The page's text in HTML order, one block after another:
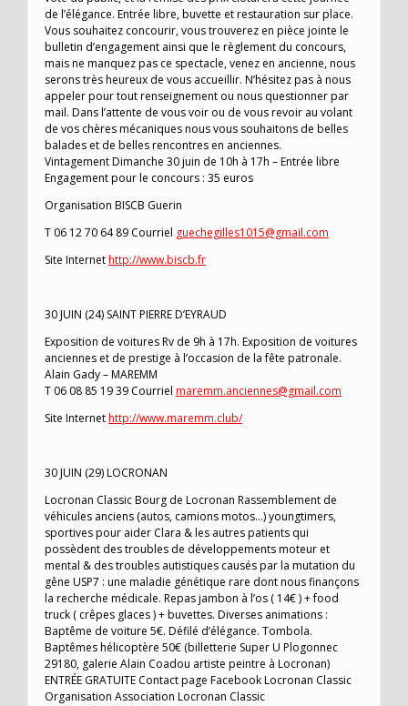
de l’élégance. Entrée libre, buvette et restauration sur place.
Vous souhaitez concourir, vous trouverez en pièce jointe le
bulletin d’engagement ainsi que le règlement du concours,
mais ne manquez pas ce spectacle, venez en ancienne, nous
serons très heureux de vous accueillir. N’hésitez pas à nous
appeler pour tout renseignement ou nous questionner par
mail. Dans l’attente de vous voir ou de vous revoir au volant
de vos chères mécaniques nous vous souhaitons de belles
balades et de belles rencontres en anciennes.
Vintagement Dimanche 30 juin de 10h à 17h – Entrée libre
Engagement pour le concours : 35 euros
Organisation BISCB Guerin
T 06 12 70 64 89 Courriel guechegilles1015@gmail.com
Site Internethttp://www.biscb.fr
30 JUIN (24) SAINT PIERRE D’EYRAUD
Exposition de voitures Rv de 9h à 17h. Exposition de voitures
anciennes et de prestige à l’occasion de la fête patronale.
Alain Gady – MAREMM
T 06 08 85 19 39 Courriel maremm.anciennes@gmail.com
Site Internethttp://www.maremm.club/
30 JUIN (29) LOCRONAN
Locronan Classic Bourg de Locronan Rassemblement de
véhicules anciens (autos, camions motos…) youngtimers,
sportives pour aider Clara & les autres patients qui
possèdent des troubles de développements moteur et
mental & des troubles autistiques causés par la mutation du
gêne USP7 : une maladie génétique rare dont nous finançons
la recherche médicale. Repas jambon à l’os ( 14€ ) + food
truck ( crêpes glaces ) + buvettes. Diverses animations :
Baptême de voiture 5€. Défilé d’élégance. Tombola.
Baptêmes hélicoptère 50€ (billetterie Super U Plogonnec
29180, galerie Alain Coadou artiste peintre à Locronan)
ENTRÉE GRATUITE Contact page Facebook Locronan Classic
Organisation Association Locronan Classic